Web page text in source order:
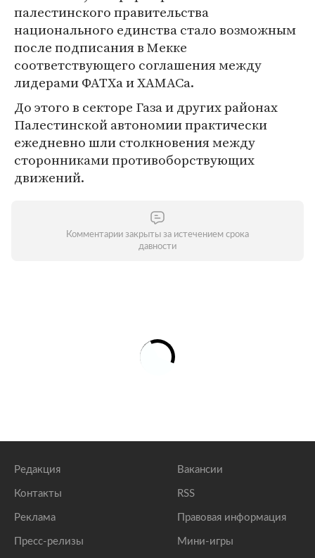
палестинского правительства
национального единства стало возможным
после подписания в Мекке
соответствующего соглашения между
лидерами ФАТХа и ХАМАСа.
До этого в секторе Газа и других районах
Палестинской автономии практически
ежедневно шли столкновения между
сторонниками противоборствующих
движений.
Комментарии закрыты за истечением срока
давности
Редакция
Контакты
Реклама
Пресс-релизы
Вакансии
RSS
Правовая информация
Мини-игры